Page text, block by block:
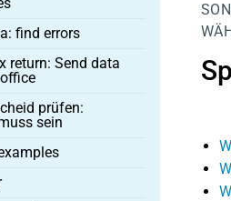
find errors
return: Send data
prüfen:
sein